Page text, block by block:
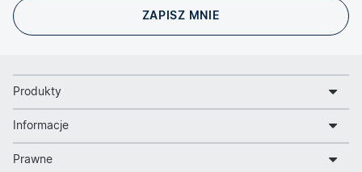
Produkty
Informacje
Prawne